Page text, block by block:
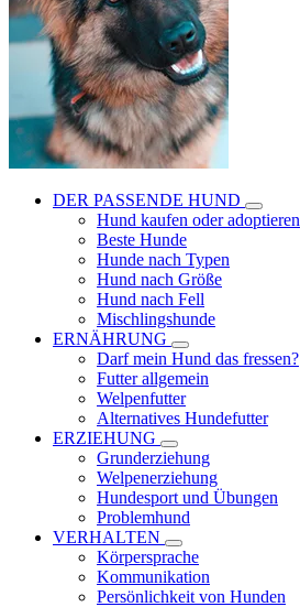
DER PASSENDE HUND
Hund kaufen oder adoptieren
Beste Hunde
Hunde nach Typen
Hund nach Größe
Hund nach Fell
Mischlingshunde
ERNÄHRUNG
Darf mein Hund das fressen?
Futter allgemein
Welpenfutter
Alternatives Hundefutter
ERZIEHUNG
Grunderziehung
Welpenerziehung
Hundesport und Übungen
Problemhund
VERHALTEN
Körpersprache
Kommunikation
Persönlichkeit von Hunden